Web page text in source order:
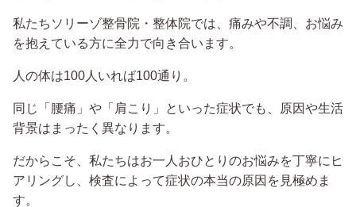
私たちソリーゾ整骨院・整体院では、痛みや不調、お悩み
を抱えている方に全力で向き合います。
人の体は100人いれば100通り。
同じ「腰痛」や「肩こり」といった症状でも、原因や生活
背景はまったく異なります。
だからこそ、私たちはお一人おひとりのお悩みを丁寧にヒ
アリングし、検査によって症状の本当の原因を見極めま
す。